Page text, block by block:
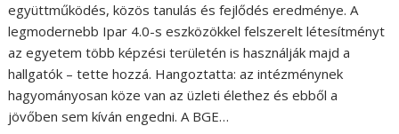
együttműködés, közös tanulás és fejlődés eredménye. A
legmodernebb Ipar 4.0-s eszközökkel felszerelt létesítményt
az egyetem több képzési területén is használják majd a
hallgatók – tette hozzá. Hangoztatta: az intézménynek
hagyományosan köze van az üzleti élethez és ebből a
jövőben sem kíván engedni. A BGE…